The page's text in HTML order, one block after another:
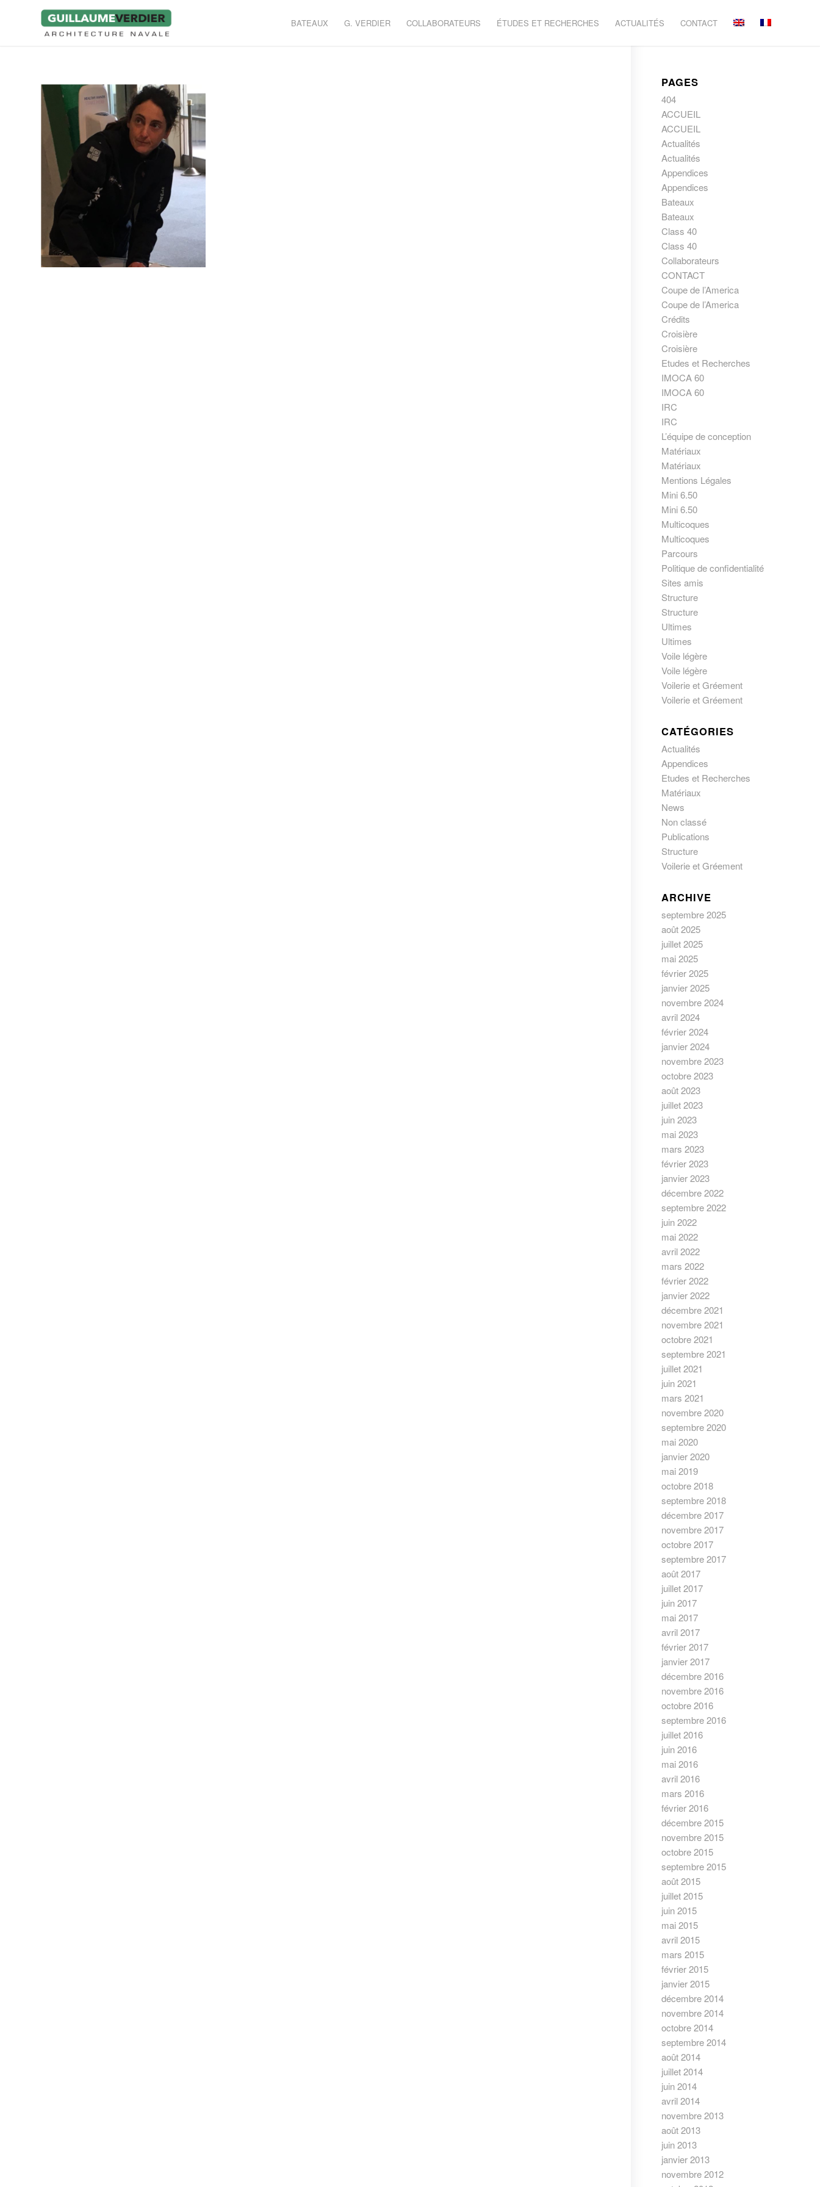
BATEAUX G. VERDIER COLLABORATEURS ÉTUDES ET RECHERCHES ACTUALITÉS CONTACT
PAGES
404
ACCUEIL
ACCUEIL
Actualités
Actualités
Appendices
Appendices
Bateaux
Bateaux
Class 40
Class 40
Collaborateurs
CONTACT
Coupe de l’America
Coupe de l’America
Crédits
Croisière
Croisière
Etudes et Recherches
IMOCA 60
IMOCA 60
IRC
IRC
L’équipe de conception
Matériaux
Matériaux
Mentions Légales
Mini 6.50
Mini 6.50
Multicoques
Multicoques
Parcours
Politique de confidentialité
Sites amis
Structure
Structure
Ultimes
Ultimes
Voile légère
Voile légère
Voilerie et Gréement
Voilerie et Gréement
CATÉGORIES
Actualités
Appendices
Etudes et Recherches
Matériaux
News
Non classé
Publications
Structure
Voilerie et Gréement
ARCHIVE
septembre 2025
août 2025
juillet 2025
mai 2025
février 2025
janvier 2025
novembre 2024
avril 2024
février 2024
janvier 2024
novembre 2023
octobre 2023
août 2023
juillet 2023
juin 2023
mai 2023
mars 2023
février 2023
janvier 2023
décembre 2022
septembre 2022
juin 2022
mai 2022
avril 2022
mars 2022
février 2022
janvier 2022
décembre 2021
novembre 2021
octobre 2021
septembre 2021
juillet 2021
juin 2021
mars 2021
novembre 2020
septembre 2020
mai 2020
janvier 2020
mai 2019
octobre 2018
septembre 2018
décembre 2017
novembre 2017
octobre 2017
septembre 2017
août 2017
juillet 2017
juin 2017
mai 2017
avril 2017
février 2017
janvier 2017
décembre 2016
novembre 2016
octobre 2016
septembre 2016
juillet 2016
juin 2016
mai 2016
avril 2016
mars 2016
février 2016
décembre 2015
novembre 2015
octobre 2015
septembre 2015
août 2015
juillet 2015
juin 2015
mai 2015
avril 2015
mars 2015
février 2015
janvier 2015
décembre 2014
novembre 2014
octobre 2014
septembre 2014
août 2014
juillet 2014
juin 2014
avril 2014
novembre 2013
août 2013
juin 2013
janvier 2013
novembre 2012